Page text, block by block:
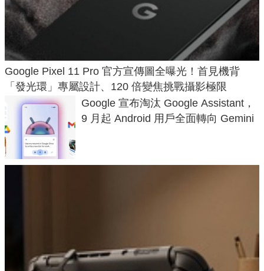
Google Pixel 11 Pro 官方宣傳圖全曝光！首見機背
「發光環」專屬設計、120 倍變焦挑戰攝影極限
Google 宣布淘汰 Google Assistant，
9 月起 Android 用戶全面轉向 Gemini